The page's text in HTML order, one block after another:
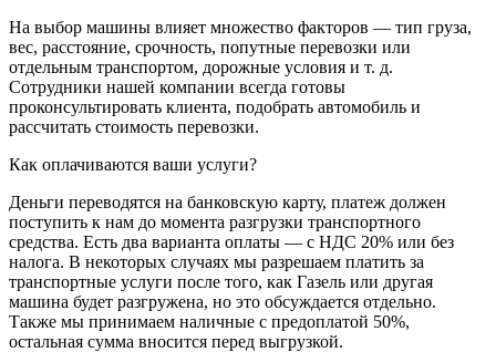
На выбор машины влияет множество факторов — тип груза,
вес, расстояние, срочность, попутные перевозки или
отдельным транспортом, дорожные условия и т. д.
Сотрудники нашей компании всегда готовы
проконсультировать клиента, подобрать автомобиль и
рассчитать стоимость перевозки.
Как оплачиваются ваши услуги?
Деньги переводятся на банковскую карту, платеж должен
поступить к нам до момента разгрузки транспортного
средства. Есть два варианта оплаты — с НДС 20% или без
налога. В некоторых случаях мы разрешаем платить за
транспортные услуги после того, как Газель или другая
машина будет разгружена, но это обсуждается отдельно.
Также мы принимаем наличные с предоплатой 50%,
остальная сумма вносится перед выгрузкой.